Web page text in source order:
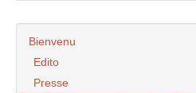
Bienvenu
Edito
Presse